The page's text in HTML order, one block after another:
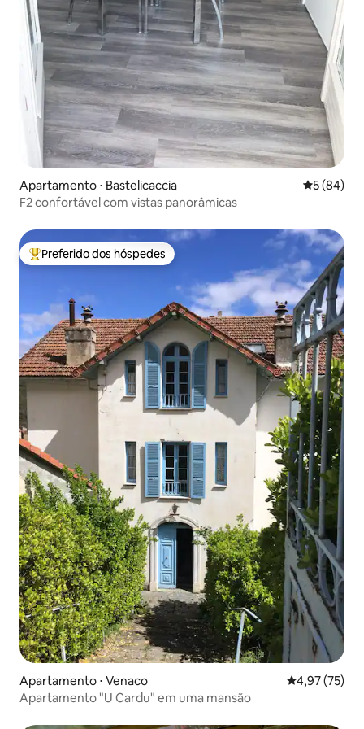
Apartamento ⋅ Bastelicaccia 5 de uma
5 (84)
F2 confortável com vistas panorâmicas
Entre os melhores preferidos dos hóspedes
Preferido dos hóspedes
Apartamento ⋅ Venaco 4,97 de uma
4,97 (75)
Apartamento "U Cardu" em uma mansão